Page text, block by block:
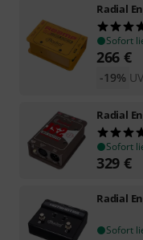
Radial
Sofort
266 €
-19%
Radial
Sofort
329 €
Radial
Sofort